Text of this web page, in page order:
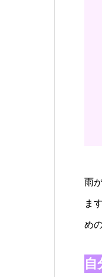
雨
ま
め
自